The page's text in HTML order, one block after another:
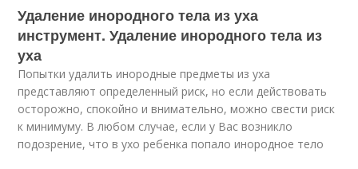
Удаление инородного тела из уха
инструмент. Удаление инородного тела из
уха
Попытки удалить инородные предметы из уха
представляют определенный риск, но если действовать
осторожно, спокойно и внимательно, можно свести риск
к минимуму. В любом случае, если у Вас возникло
подозрение, что в ухо ребенка попало инородное тело